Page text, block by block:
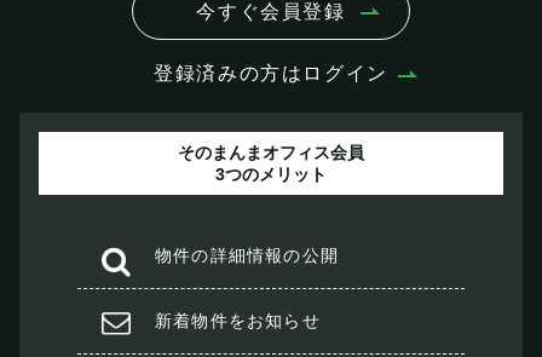
今すぐ会員登録
登録済みの方はログイン
そのまんまオフィス会員
3つのメリット
物件の詳細情報の公開
新着物件をお知らせ